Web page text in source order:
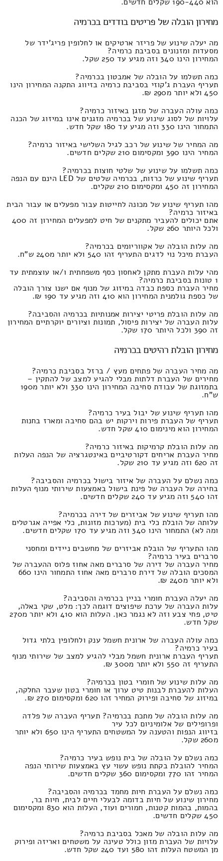
מחירון הובלה של פריטים בודדים בכרמיה
מה יעלה שינוע של פריזר ארטיקים או לחלופין פריג'ידר של
מסעדות ומזנונים בסביבת כרמיה?
המחירון הינו 340 וזה מגיע עד 250 שקל.
כמה תשלמו על הובלה של אמבטון בכרמיה?
תעריף העברת ג'קוזי בסביבת כרמיה בזיווג התקנה המחירון הינו
450 ולא יותר מ290 ₪.
כמה עולה העברה של מזגן באיזור כרמיה?
עלויות של לסוג שינוע של בכרמיה מזגנים אינו במיזוג של הכנה
התמחור הינו 330 וזה מגיע עד 180 שקל חדש.
מה המחיר של שינוע של רכב לגיל השלישי באיזור כרמיה?
המחיר הינו 390 ומקסימום 210 שקלים חדשים.
כמה תשלמו על שינוע של שלטי חוצות בכרמיה?
תעריף שינוע של כרזות, בכרמיה שלטים של LED הינם עם הנפה
המחירון זה 450 ומקסימום 210 שקלים.
מהו תעריף שינוע של מכונה לחייטות עבור מפעלים או עבור הבית
באיזור כרמיה?
אתם יכולים להעביר מתקנים של חיט למפעלים המחירון זה 400
ולכל היותר 260 שקל.
מה עלות הובלה של אקווריומים בכרמיה?
העברת מיכל נוי לדגים התעריף זהו 540 ולא יותר מ240 ש"ח.
מהי עלות העברת מתקן לאחסון כסף משפחתית ו/או עוצמתית עד
1 טונות בסביבת כרמיה?
מחיר העברת כספת כבדה במיזוג של מנוף אם ישנו צורך הובלה
של כספת גולמנית המחירון הוא 410 וזה מגיע עד 190 ₪.
מה עלות הובלת פריטי יצירות אמנותיות בכרמיה והסביבה?
עלות העברה של יצירות פיסול, תמונות וציורים יוקרתיים המחירון
זה 390 ולכל היותר 170 שקל.
מחירון הובלת רהיטים בכרמיה
מה מחיר העברה של פתחים מעץ / ברזל בסביבת כרמיה?
מחירים של העברת דלתות מבלי להגיע למצב של להתקין –
בתמזוגת של עבודת סחיבה המחירון הינו 330 ולא יותר מ190
ש"ח.
מהו תעריף שינוע של יבול בעיר כרמיה?
תעריף של העברת פירות וירקות יש בהם סחיבה ומארז בחנות
המחירון הוא מינימום 410 שקל חדש.
מה עלות הובלת קרמיקות באיזור כרמיה?
מחיר העברת אריחים דקורטיביים באינטגרציה של הנפה העלות
זה 620 וזה מגיע עד 210 שקל.
כמה נשלם על העברה של איזור בישול בכרמיה והסביבה?
בחירה של העברה של פינת בישול באמצעות שירותי מנוף העלות
זהו 540 וזה מגיע עד 240 שקלים חדשים.
מהו תעריף שינוע של אביזרים של דירה בכרמיה?
עלותה של הובלת כלי בית (מערכות מזונות, כלי אפייה אגרטלים
ומה לא) התמחור הינו 340 וזה מגיע עד 170 שקלים חדשים.
מהו התעריף של הובלת אביזרים של מחשבים ניידים ומחסני
סרברים בעיר כרמיה?
מחיר העברה של דירה של סרברים מאה אחוז פלוס ההעברה של
המסכים הובלה של דירת סרברים מאה אחוז התמחור הינו 660
ולא יותר מ240 ₪.
מה יעלה העברת חומרי בניין בכרמיה והסביבה?
עלות העברה של ערכת שיפוצים דוגמה לכך: מלט, שקי באלה,
טיט, פחי צבע וזה לא נגמר כאן. העלות הוא 410 ולא יותר מ270
שקל חדש.
כמה עולה העברה של ארונית חשמל ענק ולחלופין בלתי גדול
בעיר כרמיה?
תעריף העברת ארונית חשמל מבלי להגיע למצב של שירותי מנוף
התעריף זה 550 ולא יותר מ300 ₪.
מה עלות שינוע של חומרי בטון בכרמיה?
העלות להעברת לבנות טיט ערוך או חומרי בטון שעבר החלקה,
במיזוג של סחיבה ופירוק המחיר זהו 620 ומקסימום 270 ₪.
מה עלות הובלה של מתכת בכרמיה? תעריף העברה של פלדה
ופרופילים של אלומיניום לכל עיר
בזיווג הנפות והטענה על המשטחים התעריף הינו 650 ולא יותר
מ260 שקל.
כמה נשלם על הובלה של בית נופש בעיר כרמיה?
המחיר להובלת בקתת נופש עשוי עץ באמצעות שירותי הנפה
המחיר זהו 770 ומקסימום 360 שקלים חדשים.
כמה נשלם על העברת חיות מחמד בכרמיה והסביבה?
מחירון שינוע של חיות בדומה לבעלי חיים לבית, חיות בר,
בהמות, בהמות קטנות, חמורים ועוד, העלות הוא 830 ומקסימום
450 שקלים חדשים.
מה עלות הובלה של מאכל בסביבת כרמיה?
עלויות של העברת מזון כולל טעינה על משטחים ואריזה ופירוק
מן המשטח העלות זהו 580 ועד 240 שקל חדש.